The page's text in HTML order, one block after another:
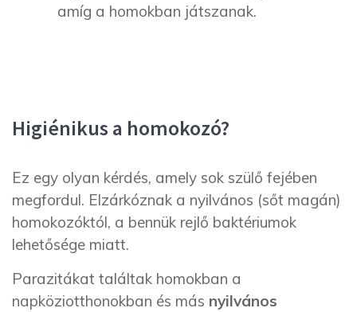
amíg a homokban játszanak.
Higiénikus a homokozó?
Ez egy olyan kérdés, amely sok szülő fejében
megfordul. Elzárkóznak a nyilvános (sőt magán)
homokozóktól, a bennük rejlő baktériumok
lehetősége miatt.
Parazitákat találtak homokban a
napköziotthonokban és más nyilvános